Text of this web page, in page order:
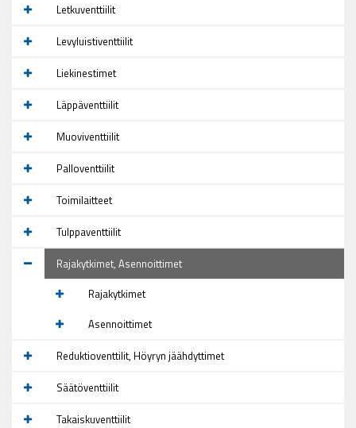
Letkuventtiilit
Levyluistiventtiilit
Liekinestimet
Läppäventtiilit
Muoviventtiilit
Palloventtiilit
Toimilaitteet
Tulppaventtiilit
Rajakytkimet, Asennoittimet
Rajakytkimet
Asennoittimet
Reduktioventtilit, Höyryn jäähdyttimet
Säätöventtiilit
Takaiskuventtiilit